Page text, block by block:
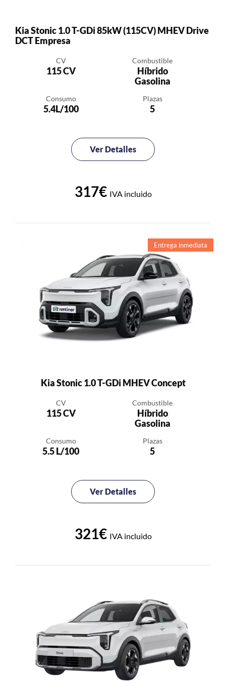
Kia Stonic 1.0 T-GDi 85kW (115CV) MHEV Drive
DCT Empresa
CV
115 CV
Combustible
Híbrido
Gasolina
Consumo
5.4L/100
Plazas
5
Ver Detalles
317€ IVA incluido
Entrega inmediata
Kia Stonic 1.0 T-GDi MHEV Concept
CV
115 CV
Combustible
Híbrido
Gasolina
Consumo
5.5 L/100
Plazas
5
Ver Detalles
321€ IVA incluido